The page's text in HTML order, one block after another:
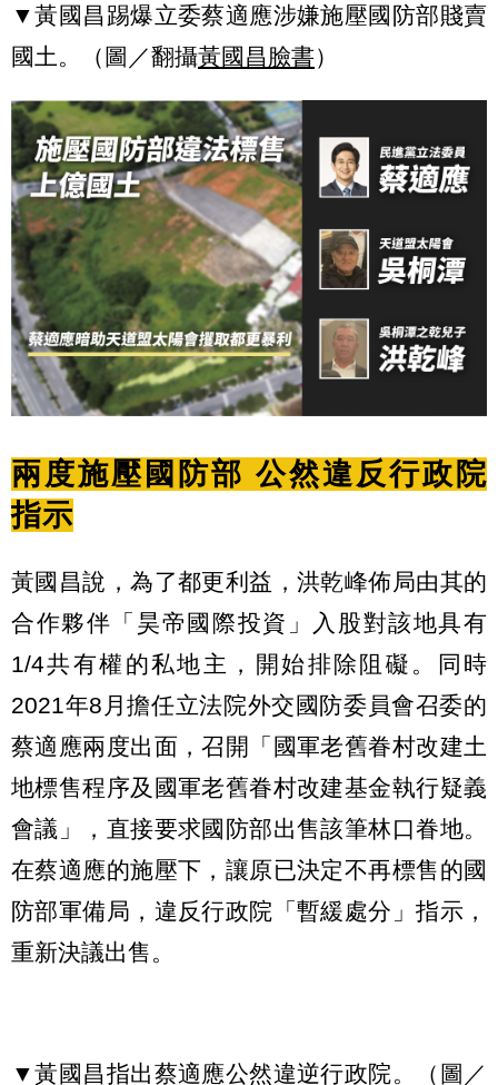
▼黃國昌踢爆立委蔡適應涉嫌施壓國防部賤賣
國土。（圖／翻攝黃國昌臉書）
兩度施壓國防部 公然違反行政院
指示
黃國昌說，為了都更利益，洪乾峰佈局由其的
合作夥伴「昊帝國際投資」入股對該地具有
1/4共有權的私地主，開始排除阻礙。同時
2021年8月擔任立法院外交國防委員會召委的
蔡適應兩度出面，召開「國軍老舊眷村改建土
地標售程序及國軍老舊眷村改建基金執行疑義
會議」，直接要求國防部出售該筆林口眷地。
在蔡適應的施壓下，讓原已決定不再標售的國
防部軍備局，違反行政院「暫緩處分」指示，
重新決議出售。
▼黃國昌指出蔡適應公然違逆行政院。（圖／